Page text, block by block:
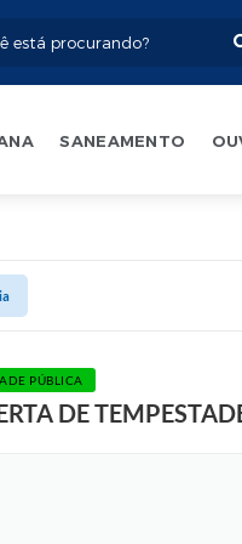
SANEAMENTO
PÚBLICA
DE